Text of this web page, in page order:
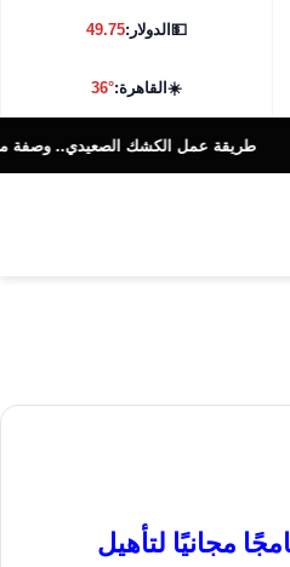
💵الدولار:49.75
☀️القاهرة:36°
طريقة عمل الكشك الصعيدي.. وصفة مصرية
مجانيًا لتأهيل